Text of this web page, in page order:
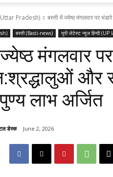
Pradesh) बस्ती में ज्येष्ठ मंगलवार पर
बस्ती (Basti-news) यूपी लेटेस्ट न्यूज हिन्दी
मंगलवार
और
लाभ अर्जित
डेस्क June 2, 2026